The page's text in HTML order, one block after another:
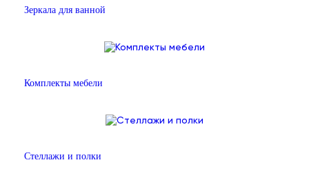
Зеркала для ванной
Комплекты мебели
Стеллажи и полки